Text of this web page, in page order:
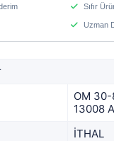
Sıfır
Uzman
OM
13008
İTHAL